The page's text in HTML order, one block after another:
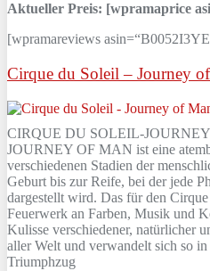
Aktueller Preis: [wpramaprice
[wpramareviews
Cirque du Soleil – Journey
CIRQUE DU SOLEIL-
JOURNEY OF MAN ist eine
verschiedenen Stadien der
Geburt bis zur Reife, bei der jede
dargestellt wird. Das für den
Feuerwerk an Farben, Musik und
Kulisse verschiedener, natürlicher
aller Welt und verwandelt sich so
Triumphzug